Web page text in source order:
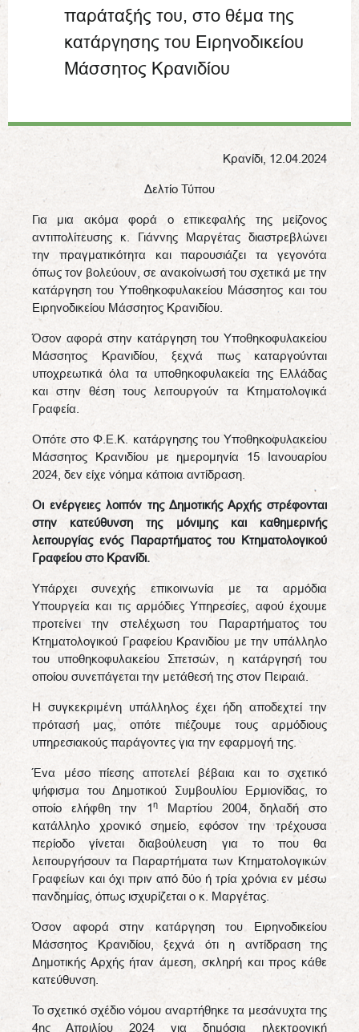
παράταξής του, στο θέμα της
κατάργησης του Ειρηνοδικείου
Μάσσητος Κρανιδίου
Κρανίδι, 12.04.2024
Δελτίο Τύπου
Για μια ακόμα φορά ο επικεφαλής της μείζονος
αντιπολίτευσης κ. Γιάννης Μαργέτας διαστρεβλώνει
την πραγματικότητα και παρουσιάζει τα γεγονότα
όπως τον βολεύουν, σε ανακοίνωσή του σχετικά με την
κατάργηση του Υποθηκοφυλακείου Μάσσητος και του
Ειρηνοδικείου Μάσσητος Κρανιδίου.
Όσον αφορά στην κατάργηση του Υποθηκοφυλακείου
Μάσσητος Κρανιδίου, ξεχνά πως καταργούνται
υποχρεωτικά όλα τα υποθηκοφυλακεία της Ελλάδας
και στην θέση τους λειτουργούν τα Κτηματολογικά
Γραφεία.
Οπότε στο Φ.Ε.Κ. κατάργησης του Υποθηκοφυλακείου
Μάσσητος Κρανιδίου με ημερομηνία 15 Ιανουαρίου
2024, δεν είχε νόημα κάποια αντίδραση.
Οι ενέργειες λοιπόν της Δημοτικής Αρχής στρέφονται
στην κατεύθυνση της μόνιμης και καθημερινής
λειτουργίας ενός Παραρτήματος του Κτηματολογικού
Γραφείου στο Κρανίδι.
Υπάρχει συνεχής επικοινωνία με τα αρμόδια
Υπουργεία και τις αρμόδιες Υπηρεσίες, αφού έχουμε
προτείνει την στελέχωση του Παραρτήματος του
Κτηματολογικού Γραφείου Κρανιδίου με την υπάλληλο
του υποθηκοφυλακείου Σπετσών, η κατάργησή του
οποίου συνεπάγεται την μετάθεσή της στον Πειραιά.
Η συγκεκριμένη υπάλληλος έχει ήδη αποδεχτεί την
πρότασή μας, οπότε πιέζουμε τους αρμόδιους
υπηρεσιακούς παράγοντες για την εφαρμογή της.
Ένα μέσο πίεσης αποτελεί βέβαια και το σχετικό
ψήφισμα του Δημοτικού Συμβουλίου Ερμιονίδας, το
οποίο ελήφθη την 1η
Μαρτίου 2004, δηλαδή στο
κατάλληλο χρονικό σημείο, εφόσον την τρέχουσα
περίοδο γίνεται διαβούλευση για το που θα
λειτουργήσουν τα Παραρτήματα των Κτηματολογικών
Γραφείων και όχι πριν από δύο ή τρία χρόνια εν μέσω
πανδημίας, όπως ισχυρίζεται ο κ. Μαργέτας.
Όσον αφορά στην κατάργηση του Ειρηνοδικείου
Μάσσητος Κρανιδίου, ξεχνά ότι η αντίδραση της
Δημοτικής Αρχής ήταν άμεση, σκληρή και προς κάθε
κατεύθυνση.
Το σχετικό σχέδιο νόμου αναρτήθηκε τα μεσάνυχτα της
4ης Απριλίου 2024 για δημόσια ηλεκτρονική